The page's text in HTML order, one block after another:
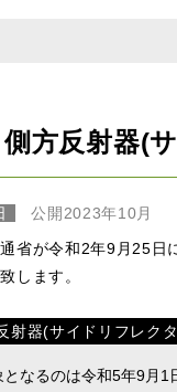
側方反射器(
公開2023年10月
省が令和2年9月25日
します。
射器(サイドリフレク
となるのは令和5年9月1